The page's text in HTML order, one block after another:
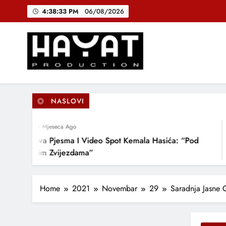
4:38:34 PM 06/08/2026
Hayat Production
Promocija domaće muzike
NASLOVI
4 Mjeseca Ago
Nova Pjesma I Video Spot Kemala Hasića: “Pod
Ovim Zvijezdama”
Home 2021 Novembar 29 Saradnja Jasne